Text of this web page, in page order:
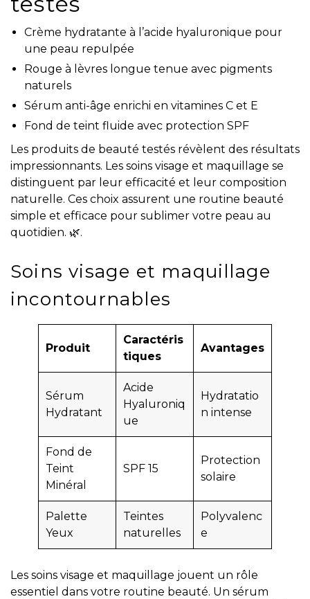
Crème hydratante à l’acide hyaluronique pour
une peau repulpée
Rouge à lèvres longue tenue avec pigments
naturels
Sérum anti-âge enrichi en vitamines C et E
Fond de teint fluide avec protection SPF
Les produits de beauté testés révèlent des résultats
impressionnants. Les soins visage et maquillage se
distinguent par leur efficacité et leur composition
naturelle. Ces choix assurent une routine beauté
simple et efficace pour sublimer votre peau au
quotidien. 🌿.
Soins visage et maquillage
incontournables
Produit
Caractéris
tiques
Avantages
Sérum
Hydratant
Acide
Hyaluroniq
ue
Hydratatio
n intense
Fond de
Teint
Minéral
SPF 15
Protection
solaire
Palette
Yeux
Teintes
naturelles
Polyvalenc
e
Les soins visage et maquillage jouent un rôle
essentiel dans votre routine beauté. Un sérum